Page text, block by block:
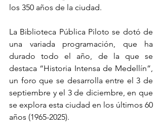
los 350 años de la ciudad.
La Biblioteca Pública Piloto se dotó de
una variada programación, que ha
durado todo el año, de la que se
destaca “Historia Intensa de Medellín”,
un foro que se desarrolla entre el 3 de
septiembre y el 3 de diciembre, en que
se explora esta ciudad en los últimos 60
años (1965-2025).